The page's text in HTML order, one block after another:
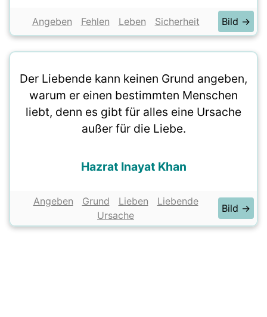
Angeben Fehlen Leben Sicherheit Bild →
Der Liebende kann keinen Grund angeben,
warum er einen bestimmten Menschen
liebt, denn es gibt für alles eine Ursache
außer für die Liebe.
Hazrat Inayat Khan
Angeben Grund Lieben
Liebende
Ursache
Bild →